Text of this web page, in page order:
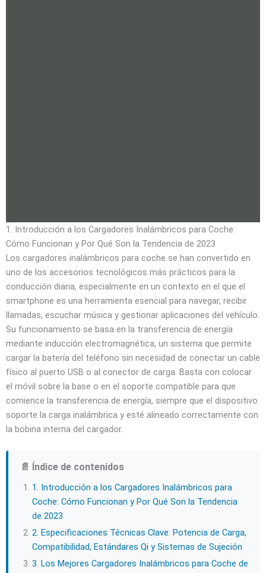
1. Introducción a los Cargadores Inalámbricos para Coche:
Cómo Funcionan y Por Qué Son la Tendencia de 2023
Los cargadores inalámbricos para coche se han convertido en
uno de los accesorios tecnológicos más prácticos para la
conducción diaria, especialmente en un contexto en el que el
smartphone es una herramienta esencial para navegar, recibir
llamadas, escuchar música y gestionar aplicaciones del vehículo.
Su funcionamiento se basa en la transferencia de energía
mediante inducción electromagnética, un sistema que permite
cargar la batería del teléfono sin necesidad de conectar un cable
físico al puerto USB o al conector de carga. Basta con colocar
el móvil sobre la base o en el soporte compatible para que
comience la transferencia de energía, siempre que el dispositivo
soporte la carga inalámbrica y esté alineado correctamente con
la bobina interna del cargador.
📄 Índice de contenidos
1. Introducción a los Cargadores Inalámbricos para
Coche: Cómo Funcionan y Por Qué Son la Tendencia
de 2023
2. Especificaciones Técnicas Clave: Potencia de Carga,
Compatibilidad, Estándares Qi y Sistemas de Sujeción
3. Los Mejores Cargadores Inalámbricos para Coche de